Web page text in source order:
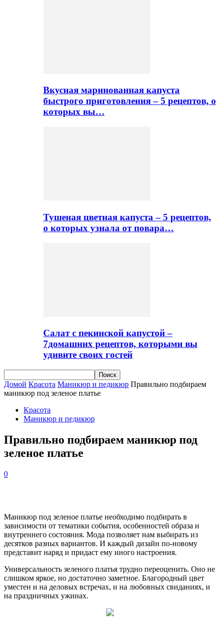
Вкусная маринованная капуста
быстрого приготовления – 5 рецептов, о
которых вы…
Тушеная цветная капуста – 5 рецептов,
о которых узнала от повара…
Салат с пекинской капустой –
7домашних рецептов, которыми вы
удивите своих гостей
Домой Красота Маникюр и педикюр Правильно подбираем
маникюр под зеленое платье
Красота
Маникюр и педикюр
Правильно подбираем маникюр под
зеленое платье
0
Маникюр под зеленое платье необходимо подбирать в
зависимости от тематики события, особенностей образа и
внутреннего состояния. Мода позволяет нам выбирать из
десятков разных вариантов. И каждый дизайн по-новому
представит наряд и придаст ему иного настроения.
Универсальность зеленого платья трудно переоценить. Оно не
слишком яркое, но достаточно заметное. Благородный цвет
уместен и на деловых встречах, и на любовных свиданиях, и
на праздничных ужинах.